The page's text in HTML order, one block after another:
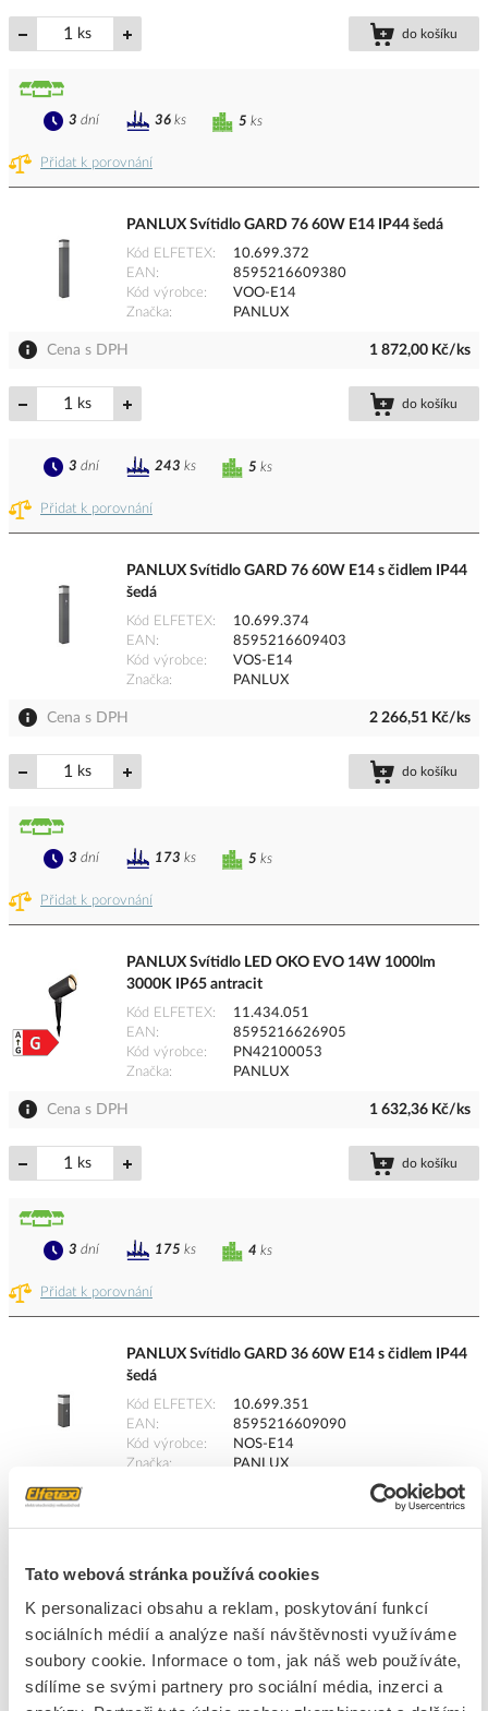
Tato webová stránka používá cookies
K personalizaci obsahu a reklam, poskytování funkcí
sociálních médií a analýze naší návštěvnosti využíváme
soubory cookie. Informace o tom, jak náš web používáte,
sdílíme se svými partnery pro sociální média, inzerci a
ks do košíku
Přidat k porovnání
5 ks
3 dní 36 ks
PANLUX Svítidlo GARD 76 60W E14 IP44 šedá
Kód ELFETEX
10.699.372
EAN
8595216609380
Kód výrobce
VOO-E14
Značka
PANLUX
Cena s DPH 1 872,00 Kč/ks
ks do košíku
Přidat k porovnání
5 ks
3 dní 243 ks
PANLUX Svítidlo GARD 76 60W E14 s čidlem IP44
šedá
Kód ELFETEX
10.699.374
EAN
8595216609403
Kód výrobce
VOS-E14
Značka
PANLUX
Cena s DPH 2 266,51 Kč/ks
ks do košíku
Přidat k porovnání
5 ks
3 dní 173 ks
PANLUX Svítidlo LED OKO EVO 14W 1000lm
3000K IP65 antracit
Kód ELFETEX
11.434.051
EAN
8595216626905
Kód výrobce
PN42100053
Značka
PANLUX
Cena s DPH 1 632,36 Kč/ks
ks do košíku
Přidat k porovnání
4 ks
3 dní 175 ks
PANLUX Svítidlo GARD 36 60W E14 s čidlem IP44
šedá
Kód ELFETEX
10.699.351
EAN
8595216609090
Kód výrobce
NOS-E14
Značka
PANLUX
Cena s DPH 1 658,32 Kč/ks
Přidat k porovnání
4 ks
3dní 178 ks